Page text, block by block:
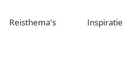
Reisthema's Inspiratie